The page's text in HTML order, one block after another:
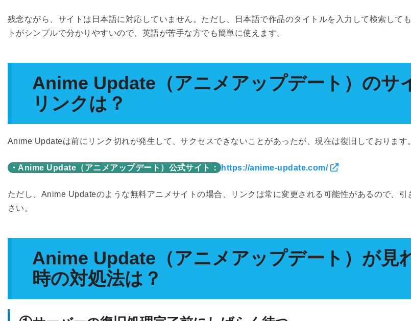
残念ながら、サイトは日本語に対応していません。ただし、日本語で作品のタイトルを入力して検索して
トがシンプルで分かりやすいので、英語が苦手な方でも簡単に使えます。
Anime Update（アニメアップデート）のサ
リンクは？
Anime Updateは前にリンク切れが発生して、サクセスできないことがあったが、現在は復旧しております
・Anime Update（アニメアップデート）公式サイト： https://anime-update.com/
ただし、Anime Updateのような無料アニメサイトの場合、リンクは常に変更される可能性があるので、引
さい。
Anime Update（アニメアップデート）が見
時の対処法は？